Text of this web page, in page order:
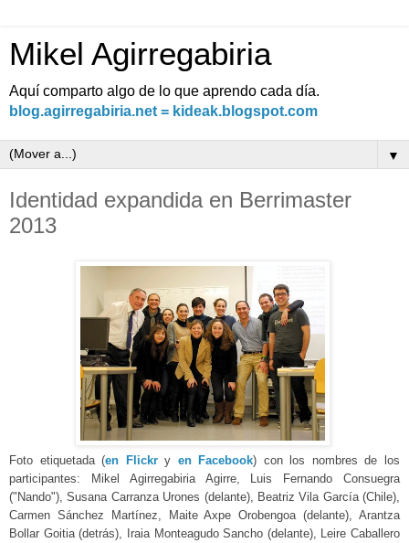
Mikel Agirregabiria
Aquí comparto algo de lo que aprendo cada día.
blog.agirregabiria.net = kideak.blogspot.com
▼
Identidad expandida en Berrimaster
2013
Foto etiquetada (en Flickry en Facebook) con los nombres de los
participantes: Mikel Agirregabiria Agirre, Luis Fernando Consuegra
("Nando"), Susana Carranza Urones (delante), Beatriz Vila García (Chile),
Carmen Sánchez Martínez, Maite Axpe Orobengoa (delante), Arantza
Bollar Goitia (detrás), Iraia Monteagudo Sancho (delante), Leire Caballero